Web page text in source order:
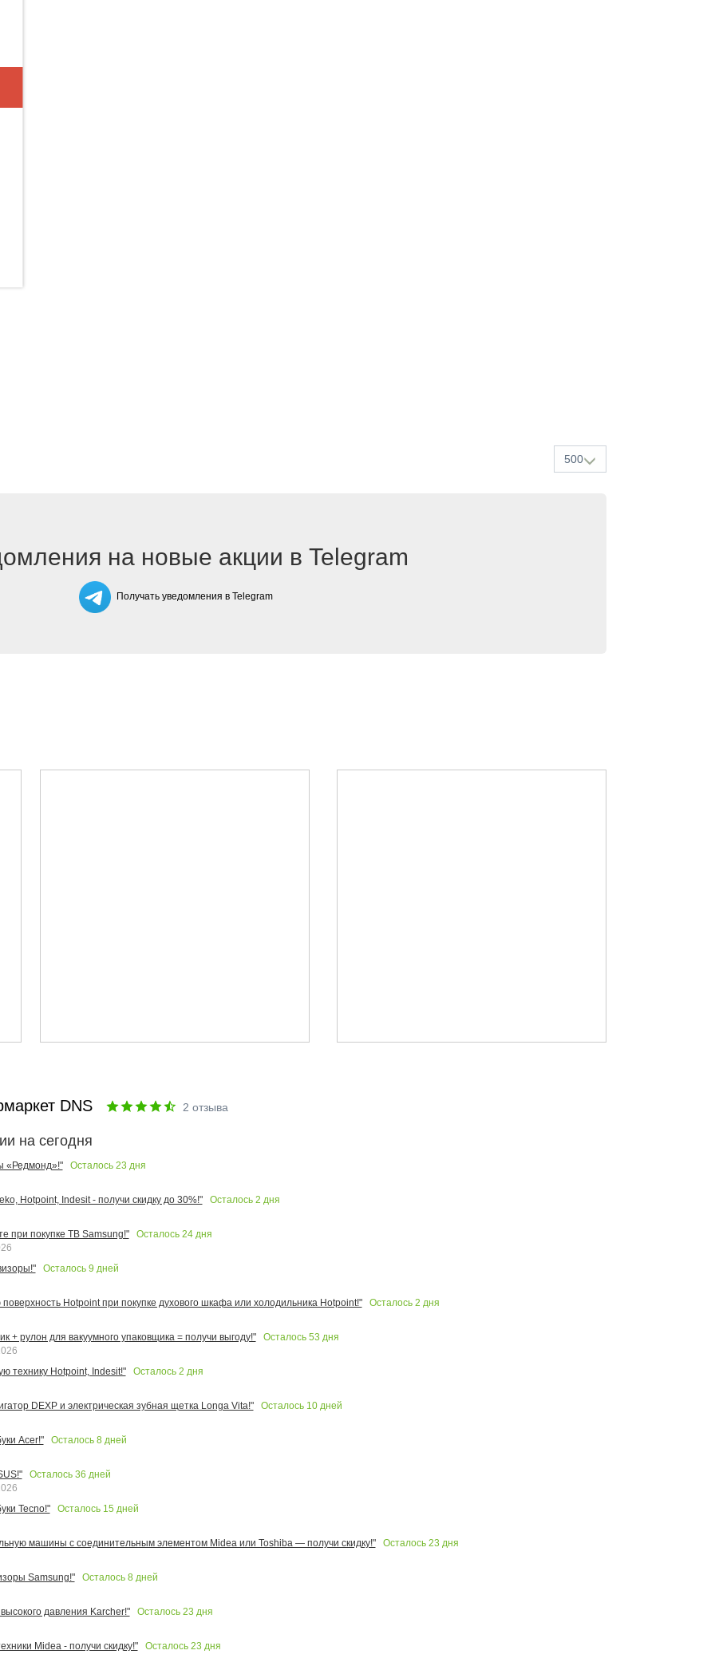
500
на новые акции в Telegram
Получать уведомления в Telegram
DNS 2 отзыва
на сегодня
«Редмонд»!" Осталось 23 дня
Hotpoint, Indesit - получи скидку до 30%!" Осталось 2 дня
при покупке ТВ Samsung!" Осталось 24дня
Осталось 9 дней
Hotpoint при покупке духового шкафа или холодильника Hotpoint!" Осталось 2 дня
+ рулон для вакуумного упаковщика = получи выгоду!" Осталось 53 дня
технику Hotpoint, Indesit!"
Осталось 2 дня
DEXP и электрическая зубная щетка Longa Vita!" Осталось 10дней
Acer!" Осталось 8дней
Осталось 36 дней
Tecno!"
Осталось 15 дней
машины с соединительным элементом Midea или Toshiba — получи скидку!" Осталось 23 дня
Samsung!" Осталось 8дней
давления Karcher!" Осталось 23 дня
Midea - получи скидку!" Осталось 23 дня